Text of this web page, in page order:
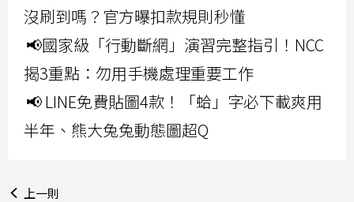
沒刷到嗎？官方曝扣款規則秒懂
📢國家級「行動斷網」演習完整指引！NCC
揭3重點：勿用手機處理重要工作
📢 LINE免費貼圖4款！「蛤」字必下載爽用
半年、熊大兔兔動態圖超Q
上一則